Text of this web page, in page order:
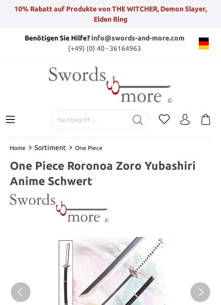
10% Rabatt auf Produkte von THE WITCHER, Demon Slayer,
Elden Ring
Benötigen Sie Hilfe?info@swords-and-more.com
(+49) (0) 40 - 36164963
Home Sortiment One Piece
One Piece Roronoa Zoro Yubashiri
Anime Schwert